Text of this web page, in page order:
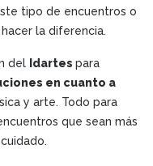
tipo de encuentros o
la diferencia.
del Idartes para
en cuanto a
y arte. Todo para
que sean más